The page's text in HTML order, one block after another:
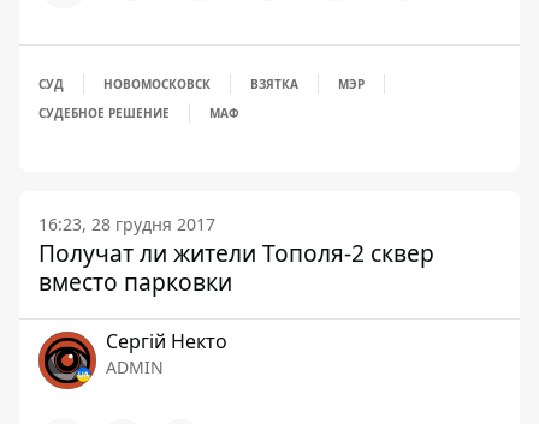
СУД НОВОМОСКОВСК ВЗЯТКА
МЭР
СУДЕБНОЕ РЕШЕНИЕ
МАФ
16:23, 28 грудня 2017
Получат ли жители Тополя-2 сквер
вместо парковки
Сергій Некто
ADMIN